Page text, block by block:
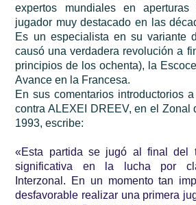
expertos mundiales en
jugador muy destacado en las
Es un especialista en su variante
causó una verdadera revolución a
principios de los ochenta), la
Avance en la Francesa.
En sus comentarios introductorios
contra ALEXEI DREEV, en el Zonal
1993, escribe:
«Esta partida se jugó al final del
significativa en la lucha por
Interzonal. En un momento tan
desfavorable realizar una primera